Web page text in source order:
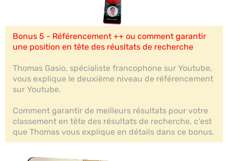
Bonus 5 - Référencement ++ ou comment garantir
une position en tête des réusltats de recherche
Thomas Gasio, spécialiste francophone sur Youtube,
vous explique le deuxième niveau de référencement
sur Youtube.
Comment garantir de meilleurs résultats pour votre
classement en tête des résultats de recherche, c'est
que Thomas vous explique en détails dans ce bonus.